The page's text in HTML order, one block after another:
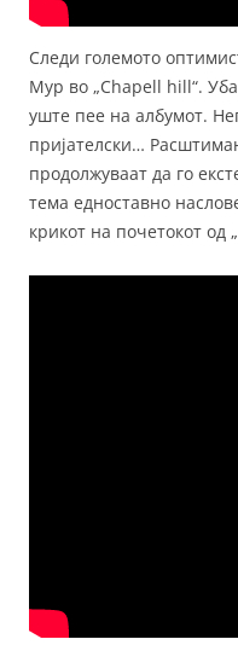
Следи големото
Мур во „Chapell hill“.
уште пее на албумот.
пријателски…
продолжуваат да го
тема едноставно
крикот на почетокот од